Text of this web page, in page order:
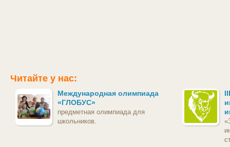
Читайте у нас:
Международная олимпиада
«ГЛОБУС»
предметная олимпиада для
школьников.